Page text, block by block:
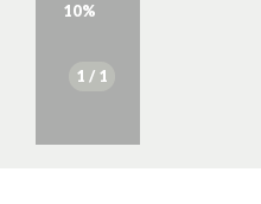
10%
1 / 1